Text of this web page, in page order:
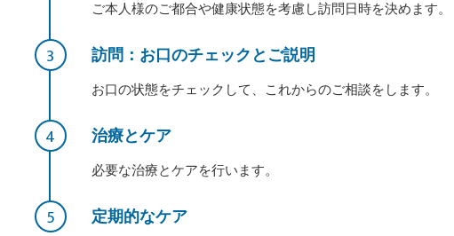
ご本人様のご都合や健康状態を考慮し訪問日時を決めます。
訪問：お口のチェックとご説明
お口の状態をチェックして、これからのご相談をします。
治療とケア
必要な治療とケアを行います。
定期的なケア